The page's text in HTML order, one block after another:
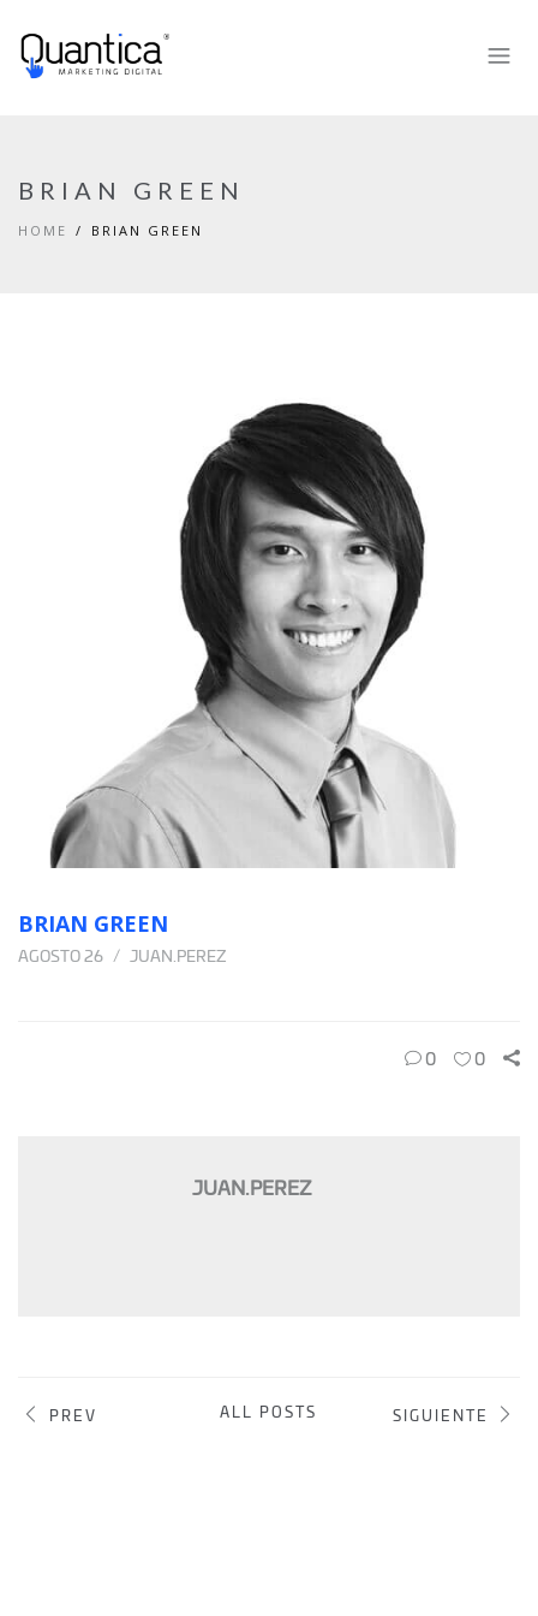
BRIAN GREEN
HOME BRIAN GREEN
BRIAN GREEN
AGOSTO 26 JUAN.PEREZ
0 0
JUAN.PEREZ
PREV ALL POSTS SIGUIENTE